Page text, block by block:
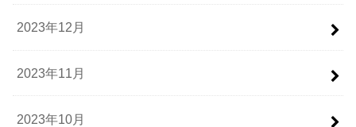
2023年12月
2023年11月
2023年10月